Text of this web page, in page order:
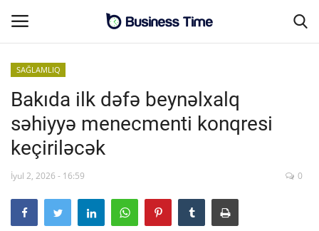
Əsas səhifə
Əlaqə
MALİYYƏ-BİZNES
SƏNAYE-İNFRASTRUKTUR
SAĞLAMLIQ
Bakıda ilk dəfə beynəlxalq
səhiyyə menecmenti konqresi
keçiriləcək
İyul 2, 2026 - 16:59 0